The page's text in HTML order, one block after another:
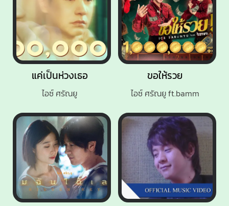
แค่เป็นห่วงเธอ
ไอซ์ ศรัณยู
ขอให้รวย
ไอซ์ ศรัณยู ft.bamm